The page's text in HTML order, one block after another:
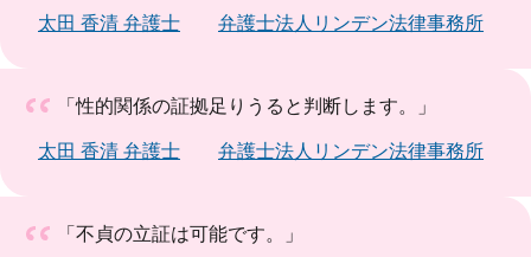
太田 香清 弁護士
弁護士法人リンデン法律事務所
「性的関係の証拠足りうると判断します。」
太田 香清 弁護士 弁護士法人リンデン法律事務所
「不貞の立証は可能です。」